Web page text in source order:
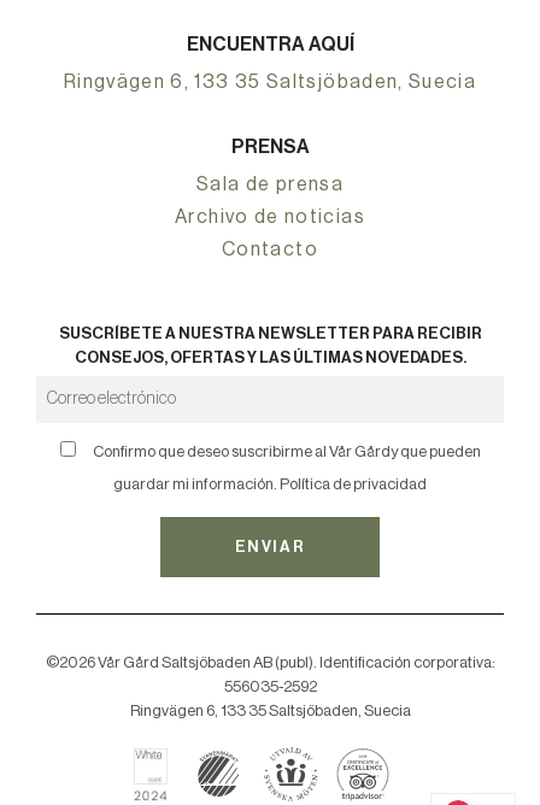
ENCUENTRA AQUÍ
Ringvägen 6, 133 35 Saltsjöbaden, Suecia
PRENSA
Sala de prensa
Archivo de noticias
Contacto
SUSCRÍBETE A NUESTRA NEWSLETTER PARA RECIBIR
CONSEJOS, OFERTAS Y LAS ÚLTIMAS NOVEDADES.
Confirmo que deseo suscribirme al Vår Gårdy que pueden
guardar mi información. Política de privacidad
ENVIAR
©2026 Vår Gård Saltsjöbaden AB (publ). Identificación corporativa:
556035-2592
Ringvägen 6, 133 35 Saltsjöbaden, Suecia